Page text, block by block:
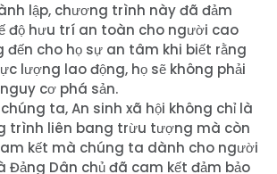
lập, chương trình này đã đảm
độ hưu trí an toàn cho người cao
đến cho họ sự an tâm khi biết rằng
lượng lao động, họ sẽ không phải
cơ phá sản.
ta, An sinh xã hội không chỉ là
trình liên bang trừu tượng mà còn
kết mà chúng ta dành cho người
Đảng Dân chủ đã cam kết đảm bảo